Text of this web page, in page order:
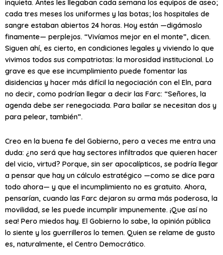
inquieta. Antes les llegaban cada semana los equipos de aseo;
cada tres meses los uniformes y las botas; los hospitales de
sangre estaban abiertos 24 horas. Hoy están —digámoslo
finamente— perplejos. “Vivíamos mejor en el monte”, dicen.
Siguen ahí, es cierto, en condiciones legales y viviendo lo que
vivimos todos sus compatriotas: la morosidad institucional. Lo
grave es que ese incumplimiento puede fomentar las
disidencias y hacer más difícil la negociación con el Eln, para
no decir, como podrían llegar a decir las Farc: “Señores, la
agenda debe ser renegociada. Para bailar se necesitan dos y
para pelear, también”.
Creo en la buena fe del Gobierno, pero a veces me entra una
duda: ¿no será que hay sectores infiltrados que quieren hacer
del vicio, virtud? Porque, sin ser apocalípticos, se podría llegar
a pensar que hay un cálculo estratégico —como se dice para
todo ahora— y que el incumplimiento no es gratuito. Ahora,
pensarían, cuando las Farc dejaron su arma más poderosa, la
movilidad, se les puede incumplir impunemente. ¡Que así no
sea! Pero miedos hay. El Gobierno lo sabe, la opinión pública
lo siente y los guerrilleros lo temen. Quien se relame de gusto
es, naturalmente, el Centro Democrático.